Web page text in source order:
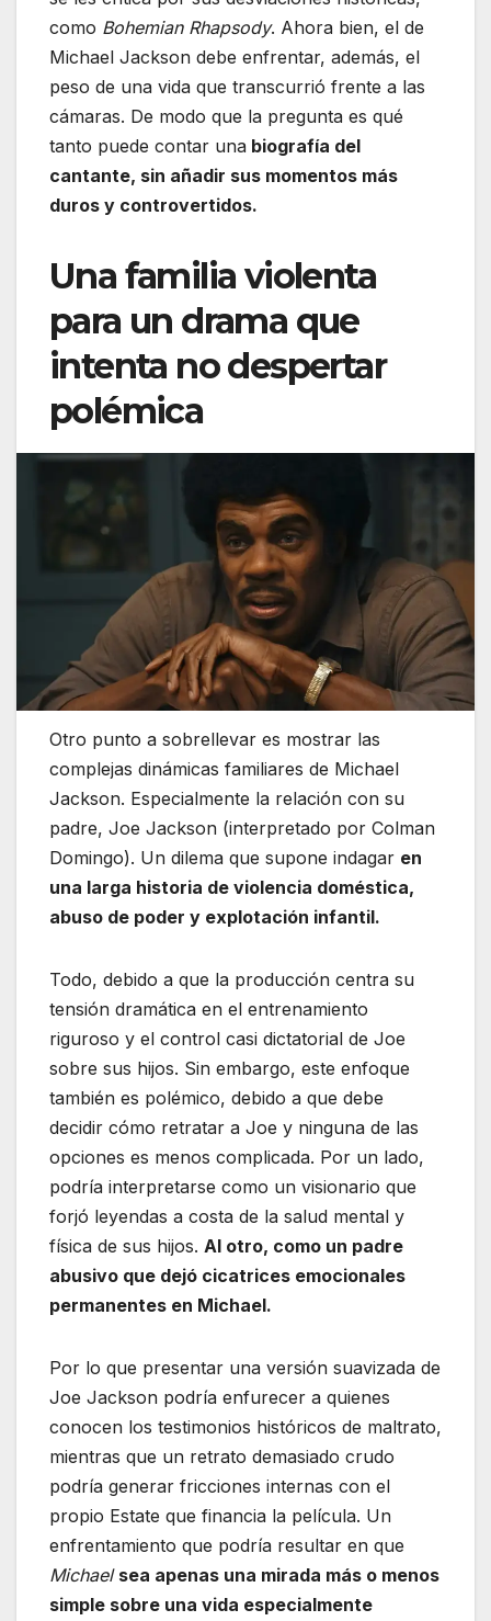
como Bohemian Rhapsody. Ahora bien, el de
Michael Jackson debe enfrentar, además, el
peso de una vida que transcurrió frente a las
cámaras. De modo que la pregunta es qué
tanto puede contar una biografía del
cantante, sin añadir sus momentos más
duros y controvertidos.
Una familia violenta
para un drama que
intenta no despertar
polémica
Otro punto a sobrellevar es mostrar las
complejas dinámicas familiares de Michael
Jackson. Especialmente la relación con su
padre, Joe Jackson (interpretado por Colman
Domingo). Un dilema que supone indagar en
una larga historia de violencia doméstica,
abuso de poder y explotación infantil.
Todo, debido a que la producción centra su
tensión dramática en el entrenamiento
riguroso y el control casi dictatorial de Joe
sobre sus hijos. Sin embargo, este enfoque
también es polémico, debido a que debe
decidir cómo retratar a Joe y ninguna de las
opciones es menos complicada. Por un lado,
podría interpretarse como un visionario que
forjó leyendas a costa de la salud mental y
física de sus hijos. Al otro, como un padre
abusivo que dejó cicatrices emocionales
permanentes en Michael.
Por lo que presentar una versión suavizada de
Joe Jackson podría enfurecer a quienes
conocen los testimonios históricos de maltrato,
mientras que un retrato demasiado crudo
podría generar fricciones internas con el
propio Estate que financia la película. Un
enfrentamiento que podría resultar en que
Michael sea apenas una mirada más o menos
simple sobre una vida especialmente